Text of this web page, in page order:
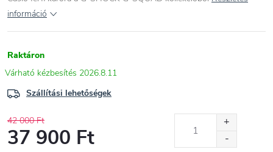
információ
Raktáron
2026.8.11
Szállítási lehetőségek
42 000 Ft
37 900 Ft